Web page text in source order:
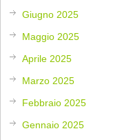
Giugno 2025
Maggio 2025
Aprile 2025
Marzo 2025
Febbraio 2025
Gennaio 2025